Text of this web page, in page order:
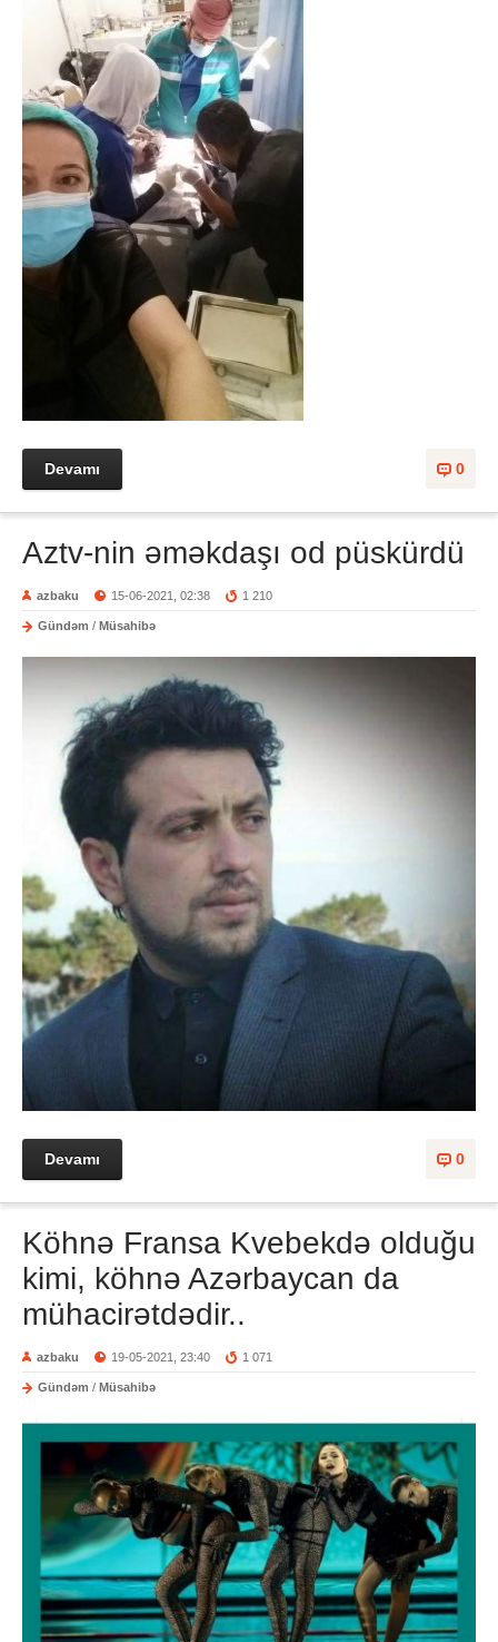
0
Devamı
Aztv-nin əməkdaşı od püskürdü
azbaku 15-06-2021, 02:38 1 210
Gündəm / Müsahibə
0
Devamı
Köhnə Fransa Kvebekdə olduğu
kimi, köhnə Azərbaycan da
mühacirətdədir..
azbaku 19-05-2021, 23:40 1 071
Gündəm / Müsahibə